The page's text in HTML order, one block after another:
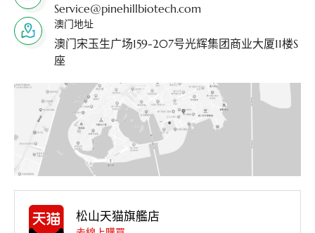
Service@pinehillbiotech.com
澳门地址
澳门宋玉生广场159-207号光辉集团商业大厦11楼S
座
松山天猫旗艦店